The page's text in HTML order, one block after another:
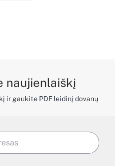
naujienlaiškį
ir gaukite PDF leidinį dovanų